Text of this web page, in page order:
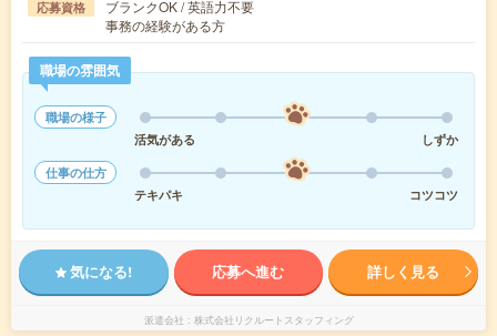
応募資格
ブランクOK / 英語力不要
事務の経験がある方
職場の雰囲気
職場の様子
活気がある
しずか
仕事の仕方
テキパキ
コツコツ
気になる! 応募へ進む 詳しく見る
派遣会社 株式会社リクルートスタッフィング